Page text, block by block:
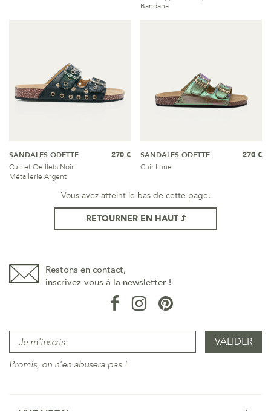
Bandana
SANDALES ODETTE
Cuir et Oeillets Noir
Métallerie Argent
270 €
SANDALES ODETTE
Cuir Lune
270 €
Vous avez atteint le bas de cette page.
RETOURNER EN HAUT
Restons en contact,
inscrivez-vous à la newsletter !
Promis, on n'en abusera pas !